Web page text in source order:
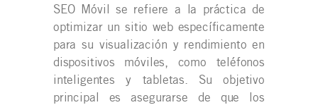
SEO Móvil se refiere a la práctica de
optimizar un sitio web específicamente
para su visualización y rendimiento en
dispositivos móviles, como teléfonos
inteligentes y tabletas. Su objetivo
principal es asegurarse de que los